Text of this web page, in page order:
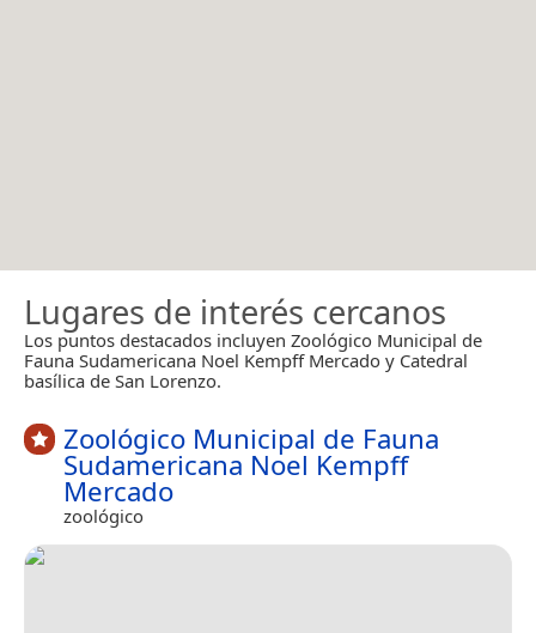
Lugares de interés cercanos
Los puntos destacados incluyen Zoológico Municipal de
Fauna Sudamericana Noel Kempff Mercado y Catedral
basílica de San Lorenzo.
Zoológico Municipal de Fauna
Sudamericana Noel Kempff
Mercado
zoológico